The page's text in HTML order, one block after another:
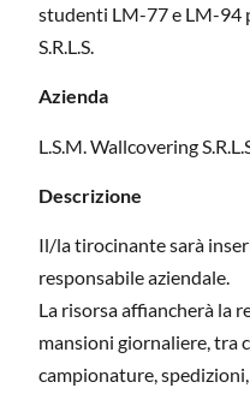
studenti LM-77 e LM-94
S.R.L.S.
Azienda
L.S.M. Wallcovering
Descrizione
Il/la tirocinante sarà
responsabile aziendale.
La risorsa affiancherà la
mansioni giornaliere, tra
campionature,